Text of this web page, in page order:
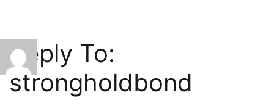
Reply To:
strongholdbond